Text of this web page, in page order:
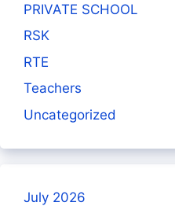
PRIVATE SCHOOL
RSK
RTE
Teachers
Uncategorized
July 2026